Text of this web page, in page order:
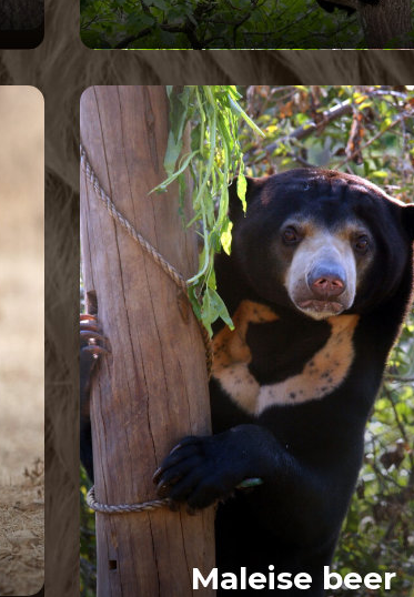
LEES MEER
Maleise beer